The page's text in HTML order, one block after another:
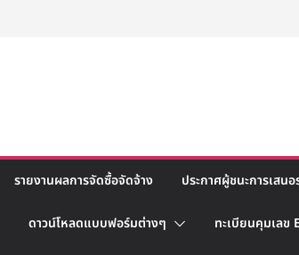
รายงานผลการจัดซื้อจัดจ้าง ประกาศผู้ชนะการเสนอ
ดาวน์โหลดแบบฟอร์มต่างๆ ทะเบียนคุมเลข